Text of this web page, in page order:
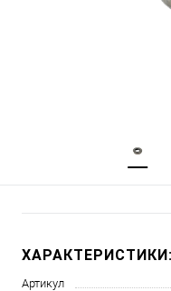
ХАРАКТЕРИСТИКИ:
Артикул